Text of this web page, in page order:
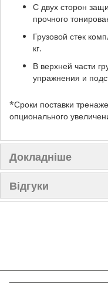
С двух сторон
прочного
Грузовой стек
кг.
В верхней части
упражнения и
*Сроки поставки
опционального
Докладніше
Відгуки